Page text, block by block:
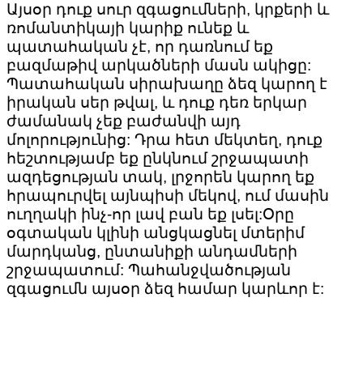
Այսօր դուք սուր զգացումների, կրքերի և
ռոմանտիկայի կարիք ունեք և
պատահական չէ, որ դառնում եք
բազմաթիվ արկածների մասն ակիցը:
Պատահական սիրախաղը ձեզ կարող է
իրական սեր թվալ, և դուք դեռ երկար
ժամանակ չեք բաժանվի այդ
մոլորությունից: Դրա հետ մեկտեղ, դուք
հեշտությամբ եք ընկնում շրջապատի
ազդեցության տակ, լրջորեն կարող եք
հրապուրվել այնպիսի մեկով, ում մասին
ուղղակի ինչ-որ լավ բան եք լսել:Օրը
օգտական կլինի անցկացնել մտերիմ
մարդկանց, ընտանիքի անդամների
շրջապատում: Պահանջվածության
զգացումն այսօր ձեզ համար կարևոր է: